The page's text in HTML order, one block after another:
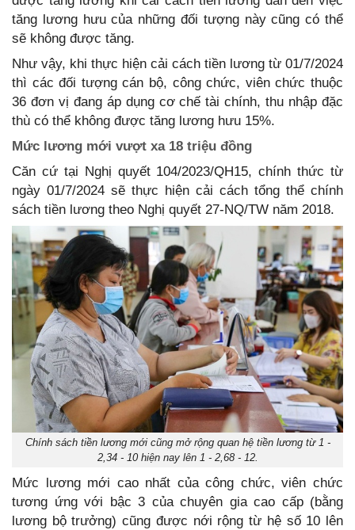
tăng lương hưu của những đối tượng này cũng có thể
sẽ không được tăng.
Như vậy, khi thực hiện cải cách tiền lương từ 01/7/2024
thì các đối tượng cán bộ, công chức, viên chức thuộc
36 đơn vị đang áp dụng cơ chế tài chính, thu nhập đặc
thù có thể không được tăng lương hưu 15%.
Mức lương mới vượt xa 18 triệu đồng
Căn cứ tại Nghị quyết 104/2023/QH15, chính thức từ
ngày 01/7/2024 sẽ thực hiện cải cách tổng thể chính
sách tiền lương theo Nghị quyết 27-NQ/TW năm 2018.
Chính sách tiền lương mới cũng mở rộng quan hệ tiền lương từ 1 -
2,34 - 10 hiện nay lên 1 - 2,68 - 12.
Mức lương mới cao nhất của công chức, viên chức
tương ứng với bậc 3 của chuyên gia cao cấp (bằng
lương bộ trưởng) cũng được nới rộng từ hệ số 10 lên